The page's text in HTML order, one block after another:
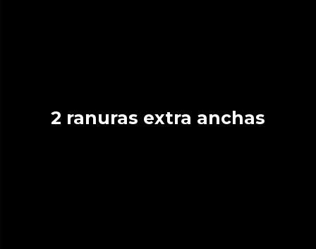
2 ranuras extra anchas